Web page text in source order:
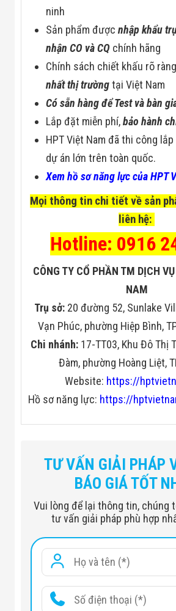
ninh
Sản phẩm đượcnhập khẩu
nhận CO và CQ chính hãng
Chính sách chiết khấu rõ
nhất thị trườngtại Việt Nam
Có sẵn hàng để Test và bàn
Lắp đặt miễn phí,bảo hành
HPT Việt Nam đã thi công
dự án lớn trên toàn quốc.
Xem hồ sơ năng lực của HPT
Mọi thông tin chi tiết về sản
liên hệ:
Hotline: 0916
CÔNG TY CỔ PHẦN TM DỊCH
NAM
Trụ sở: 20 đường 52, Sunlake
Vạn Phúc, phường Hiệp Bình,
Chi nhánh:17-TT03, Khu Đô Thị
Đàm, phường Hoàng Liệt,
Website: https://
Hồ sơ năng lực: https://
PHYSICAL
X-Ray tube type
Enclosed type
Spatial resolutiaon
Light tube voltage
90KV （
Light tube current 200uA
TƯ VẤN GIẢI PHÁP
BÁO GIÁ TỐT
Vui lòng để lại thông tin, chúng
tư vấn giải pháp phù hợp